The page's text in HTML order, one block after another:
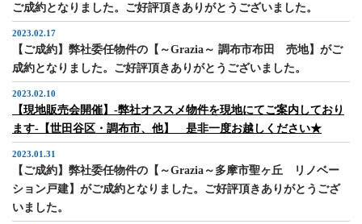
ご成約となりました。ご好評頂きありがとうございました。
2023.02.17
【ご成約】弊社委任物件の【～Grazia～ 調布市布田 売地】がご
成約となりました。ご好評頂きありがとうございました。
2023.02.10
【現地販売会開催】‐弊社オススメ物件を現地にてご案内しており
ます‐【世田谷区・調布市、他】 是非一度お越しください★
2023.01.31
【ご成約】弊社委任物件の【～Grazia～多摩市聖ヶ丘 リノベー
ション戸建】がご成約となりました。ご好評頂きありがとうござ
いました。